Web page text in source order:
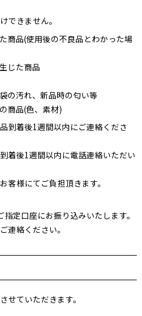
できません。
商品(使用後の不良品とわかった場
じた商品
の汚れ、新品時の匂い等
商品(色、素材)
到着後1週間以内にご連絡くださ
着後1週間以内に電話連絡いただい
客様にてご負担頂きます。
定口座にお振り込みいたします。
連絡ください。
せていただきます。